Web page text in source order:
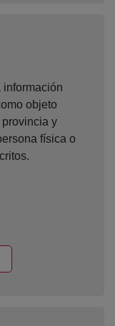
información
objeto
y
física o